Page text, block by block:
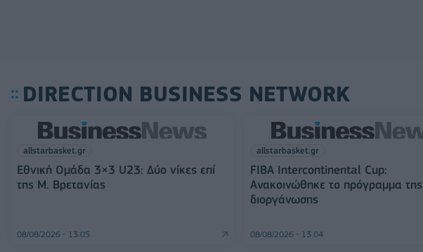
DIRECTION BUSINESS NETWORK
allstarbasket.gr
Εθνική Ομάδα 3×3 U23: Δύο νίκες επί
της Μ. Βρετανίας
08/08/2026 - 13:05
allstarbasket.gr
FIBA Intercontinental Cup:
Ανακοινώθηκε το πρόγραμμα της
διοργάνωσης
08/08/2026 - 13:04